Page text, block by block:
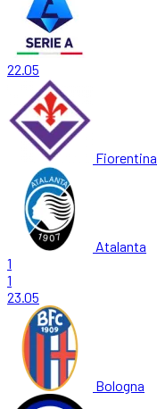
22.05
Fiorentina
Atalanta
1
1
23.05
Bologna